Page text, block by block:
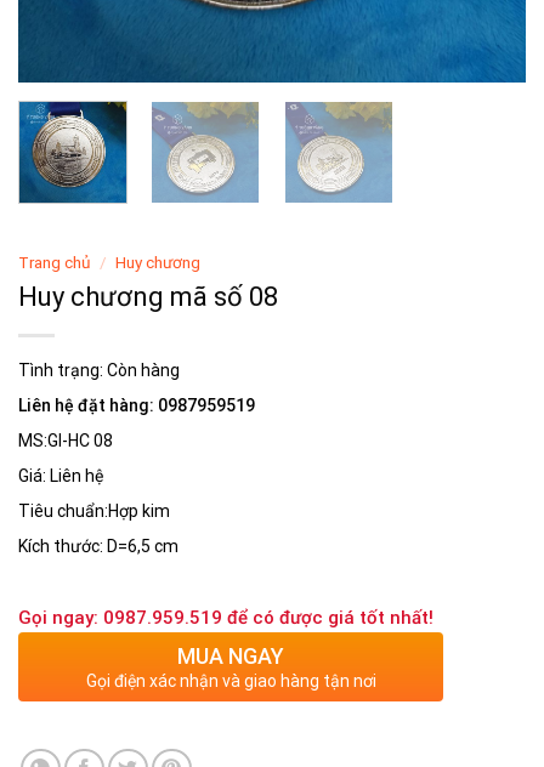
Trang chủ / Huy chương
Huy chương mã số 08
Tình trạng: Còn hàng
Liên hệ đặt hàng: 0987959519
MS:GI-HC 08
Giá: Liên hệ
Tiêu chuẩn:Hợp kim
Kích thước: D=6,5 cm
Gọi ngay: 0987.959.519 để có được giá tốt nhất!
MUA NGAY
Gọi điện xác nhận và giao hàng tận nơi